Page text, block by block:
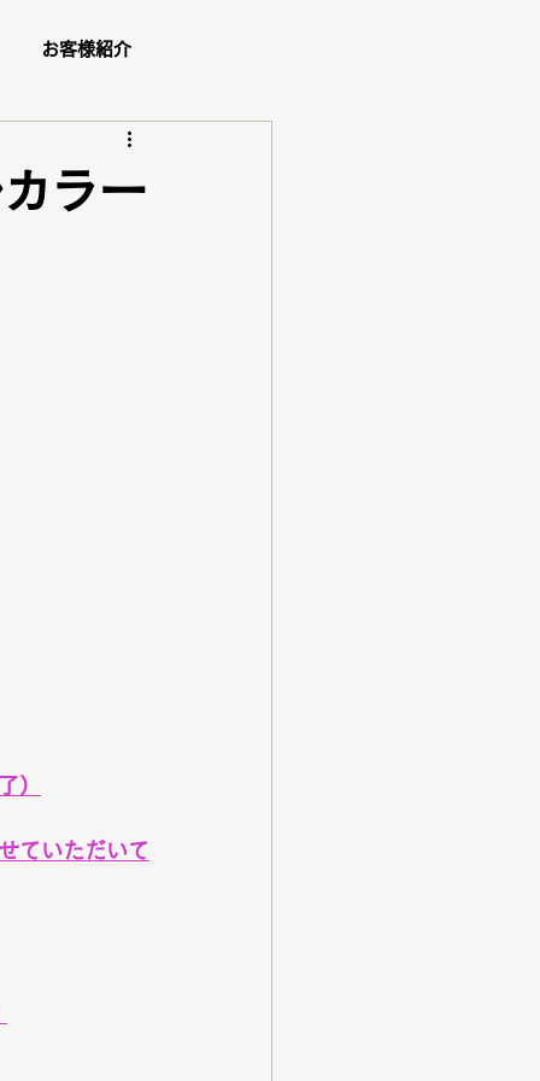
お客様紹介
ッピング同行
ラー
）
ていただいて